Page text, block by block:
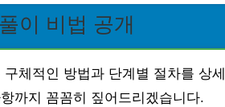
이 비법 공개
체적인 방법과 단계별 절차를 상
까지 꼼꼼히 짚어드리겠습니다.